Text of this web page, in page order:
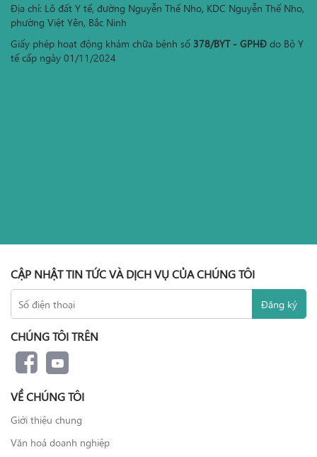
Địa chỉ: Lô đất Y tế, đường Nguyễn Thế Nho, KDC Nguyễn Thế Nho,
phường Việt Yên, Bắc Ninh
Giấy phép hoạt động khám chữa bệnh số 378/BYT - GPHĐ do Bộ Y
tế cấp ngày 01/11/2024
CẬP NHẬT TIN TỨC VÀ DỊCH VỤ CỦA CHÚNG TÔI
CHÚNG TÔI TRÊN
VỀ CHÚNG TÔI
Giới thiệu chung
Văn hoá doanh nghiệp